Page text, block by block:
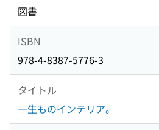
図書
ISBN
978-4-8387-5776-3
タイトル
一生ものインテリア。